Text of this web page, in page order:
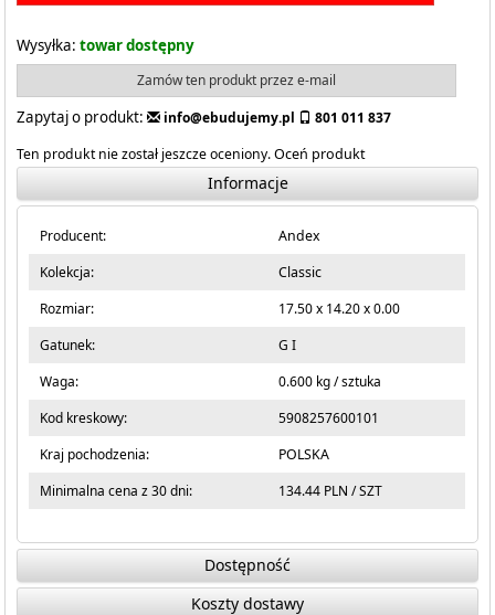
Wysyłka: towar dostępny
Zamów ten produkt przez e-mail
Zapytaj o produkt: info@ebudujemy.pl
801 011 837
Ten produkt nie został jeszcze oceniony.Oceń produkt
Informacje
Producent:
Andex
Kolekcja:
Classic
Rozmiar:
17.50 x 14.20 x 0.00
Gatunek:
G I
Waga:
0.600 kg / sztuka
Kod kreskowy:
5908257600101
Kraj pochodzenia:
POLSKA
Minimalna cena z 30 dni:
134.44 PLN / SZT
Dostępność
Koszty dostawy